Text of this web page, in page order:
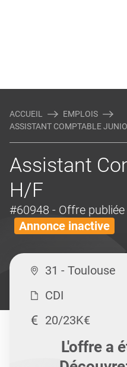
ACCUEIL
EMPLOIS
ASSISTANT COMPTABLE
Assistant
H/F
#60948 - Offre
Annonce inactive
31 - Toulouse
CDI
20/23K€
L'offre a